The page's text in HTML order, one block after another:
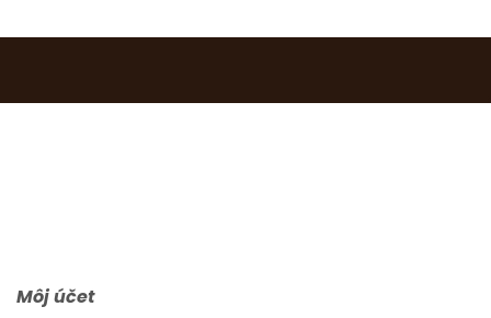
Môj účet